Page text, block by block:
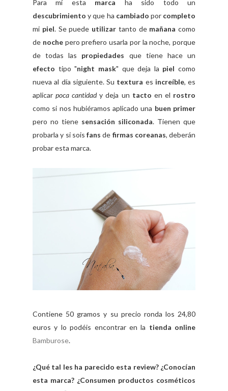
Para mí esta marca ha sido todo un
descubrimiento y que ha cambiado porcompleto
mi piel. Se puede utilizar tanto de mañana como
de nochepero prefiero usarla por la noche, porque
de todas las propiedades que tiene hace un
efecto tipo "night mask" que deja la piel como
nueva al día siguiente. Su textura es increíble, es
aplicarpoca cantidady deja un tacto en el rostro
como si nos hubiéramos aplicado una buen primer
pero no tiene sensación siliconada. Tienen que
probarla y si sois fans de firmas coreanas, deberán
probar esta marca.
Contiene 50 gramos y su precio ronda los 24,80
euros y lo podéis encontrar en la tienda online
Bamburose.
¿Qué tal les ha parecido esta review? ¿Conocían
esta marca? ¿Consumen productos cosméticos